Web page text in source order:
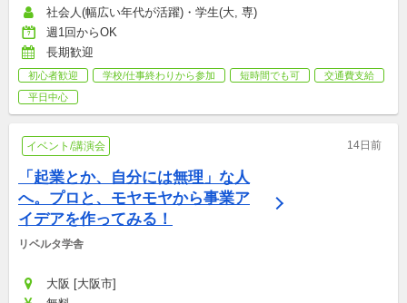
社会人(幅広い年代が活躍)・学生(大, 専)
週1回からOK
長期歓迎
初心者歓迎 学校/仕事終わりから参加 短時間でも可
交通費支給
平日中心
イベント/講演会 14日前
「起業とか、自分には無理」な人
へ。プロと、モヤモヤから事業ア
イデアを作ってみる！
リベルタ学舎
大阪 [大阪市]